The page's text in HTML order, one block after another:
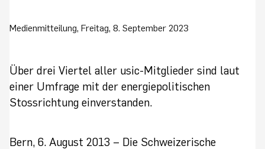
Medienmitteilung, Freitag, 8. September 2023
Über drei Viertel aller usic-Mitglieder sind laut
einer Umfrage mit der energiepolitischen
Stossrichtung einverstanden.
Bern, 6. August 2013 – Die Schweizerische